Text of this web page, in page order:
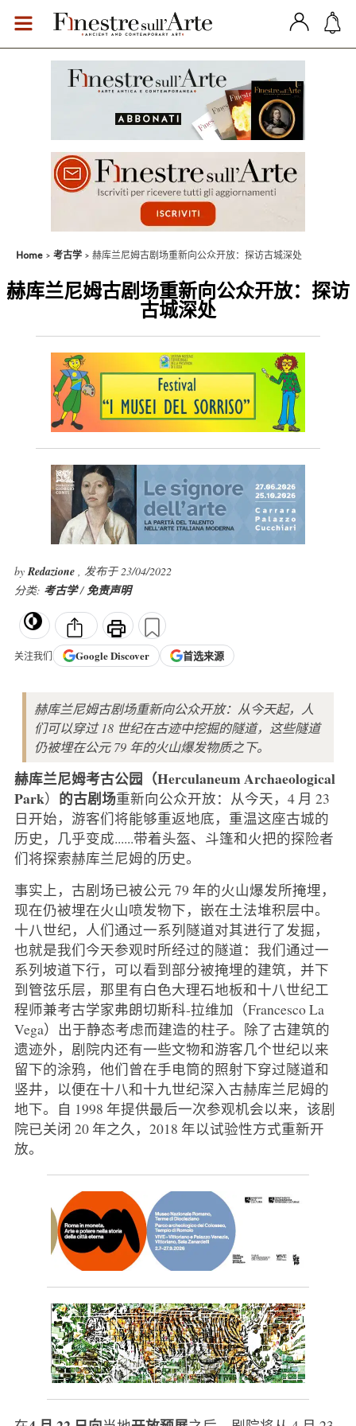
Home 考古学 赫库兰尼姆古剧场重新向公众开放：探访古城深处
赫库兰尼姆古剧场重新向公众开放：探访
古城深处
byRedazione , 发布于 23/04/2022
分类: 考古学/免责声明
关注我们 GoogleDiscover 首选来源
赫库兰尼姆古剧场重新向公众开放：从今天起，人
们可以穿过 18 世纪在古迹中挖掘的隧道，这些隧道
仍被埋在公元 79 年的火山爆发物质之下。
赫库兰尼姆考古公园（Herculaneum Archaeological
Park） 的古剧场重新向公众开放：从今天，4 月 23
日开始，游客们将能够重返地底，重温这座古城的
历史，几乎变成......带着头盔、斗篷和火把的探险者
们将探索赫库兰尼姆的历史。
事实上，古剧场已被公元 79 年的火山爆发所掩埋，
现在仍被埋在火山喷发物下，嵌在土法堆积层中。
十八世纪，人们通过一系列隧道对其进行了发掘，
也就是我们今天参观时所经过的隧道：我们通过一
系列坡道下行，可以看到部分被掩埋的建筑，并下
到管弦乐层，那里有白色大理石地板和十八世纪工
程师兼考古学家弗朗切斯科-拉维加（Francesco La
Vega）出于静态考虑而建造的柱子。除了古建筑的
遗迹外，剧院内还有一些文物和游客几个世纪以来
留下的涂鸦，他们曾在手电筒的照射下穿过隧道和
竖井，以便在十八和十九世纪深入古赫库兰尼姆的
地下。自 1998 年提供最后一次参观机会以来，该剧
院已关闭 20 年之久，2018 年以试验性方式重新开
放。